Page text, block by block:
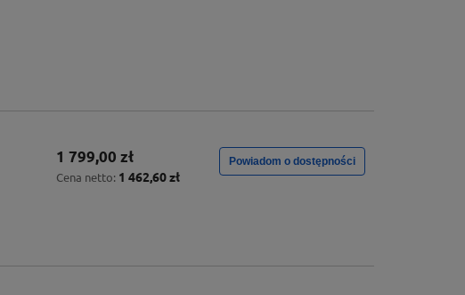
1 799,00 zł
Cena netto: 1 462,60 zł
Powiadom o dostępności